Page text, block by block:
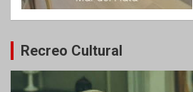
Recreo Cultural